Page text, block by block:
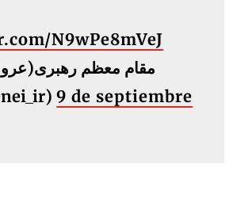
N9wPe8mVeJ
9 de septiembre